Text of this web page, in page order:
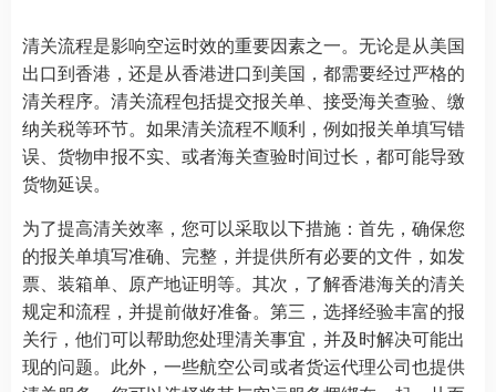
清关流程是影响空运时效的重要因素之一。无论是从美国
出口到香港，还是从香港进口到美国，都需要经过严格的
清关程序。清关流程包括提交报关单、接受海关查验、缴
纳关税等环节。如果清关流程不顺利，例如报关单填写错
误、货物申报不实、或者海关查验时间过长，都可能导致
货物延误。
为了提高清关效率，您可以采取以下措施：首先，确保您
的报关单填写准确、完整，并提供所有必要的文件，如发
票、装箱单、原产地证明等。其次，了解香港海关的清关
规定和流程，并提前做好准备。第三，选择经验丰富的报
关行，他们可以帮助您处理清关事宜，并及时解决可能出
现的问题。此外，一些航空公司或者货运代理公司也提供